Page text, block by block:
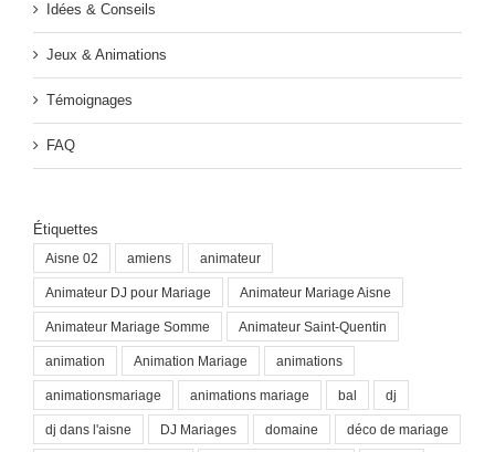
Idées & Conseils
Jeux & Animations
Témoignages
FAQ
Étiquettes
Aisne 02 amiens animateur
Animateur DJ pour Mariage Animateur Mariage Aisne
Animateur Mariage Somme Animateur Saint-Quentin
animation Animation Mariage animations
animationsmariage animations mariage bal dj
dj dans l'aisne DJ Mariages domaine déco de mariage